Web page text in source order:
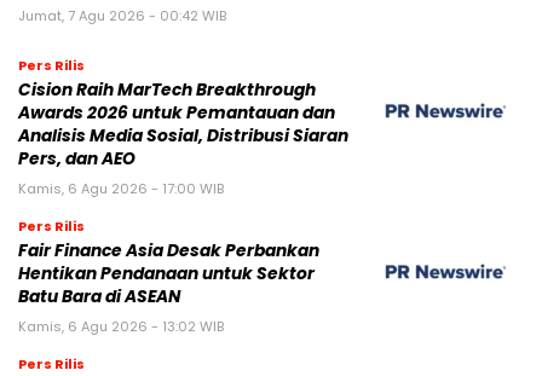
Jumat, 7 Agu 2026 - 00:42 WIB
Pers Rilis
Cision Raih MarTech Breakthrough
Awards 2026 untuk Pemantauan dan
Analisis Media Sosial, Distribusi Siaran
Pers, dan AEO
Kamis, 6 Agu 2026 - 17:00 WIB
Pers Rilis
Fair Finance Asia Desak Perbankan
Hentikan Pendanaan untuk Sektor
Batu Bara di ASEAN
Kamis, 6 Agu 2026 - 13:02 WIB
Pers Rilis